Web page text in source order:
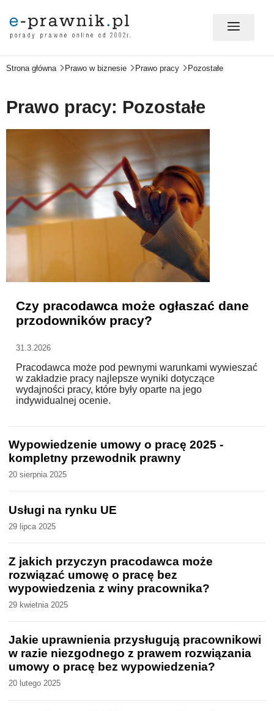
MÓJ E-PRAWNIK - LOGOWANIE
PORADY PRAWNE ONLINE
PRAWO NA CO DZIEŃ
PRAWO W BIZNESIE
Strona główna Prawo w biznesie Prawo pracy Pozostałe
Prawo pracy: Pozostałe
Czy pracodawca może ogłaszać dane
przodowników pracy?
31.3.2026
Pracodawca może pod pewnymi warunkami wywieszać
w zakładzie pracy najlepsze wyniki dotyczące
wydajności pracy, które były oparte na jego
indywidualnej ocenie.
Wypowiedzenie umowy o pracę 2025 -
kompletny przewodnik prawny
20 sierpnia 2025
Usługi na rynku UE
29 lipca 2025
Z jakich przyczyn pracodawca może
rozwiązać umowę o pracę bez
wypowiedzenia z winy pracownika?
29 kwietnia 2025
Jakie uprawnienia przysługują pracownikowi
w razie niezgodnego z prawem rozwiązania
umowy o pracę bez wypowiedzenia?
20 lutego 2025